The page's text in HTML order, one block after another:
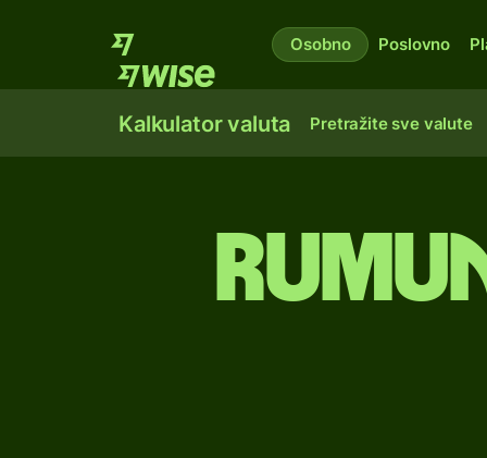
Osobno Poslovno
Kalkulator valuta Pretražite sve valute